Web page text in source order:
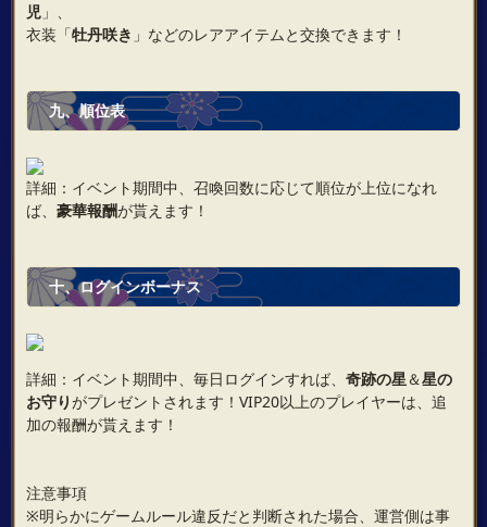
児」、
衣装「牡丹咲き 」などのレアアイテムと交換できます！
九、順位表
詳細：イベント期間中、召喚回数に応じて順位が上位になれ
ば、 豪華報酬が貰えます！
十、ログインボーナス
詳細：イベント期間中、毎日ログインすれば、 奇跡の星＆星の
お守りがプレゼントされます！VIP20以上のプレイヤーは、追
加の報酬が貰えます！
注意事項
※明らかにゲームルール違反だと判断された場合、運営側は事